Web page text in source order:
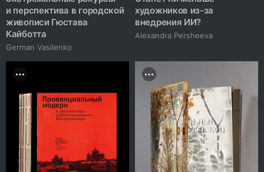
и перспектива в городской
живописи Гюстава
Кайботта
German Vasilenko
художников из-за
внедрения ИИ?
Alexandra Persheeva